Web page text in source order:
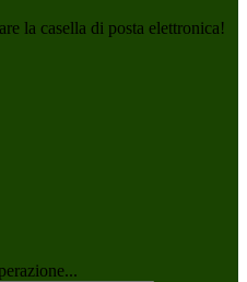
la casella di posta elettronica!